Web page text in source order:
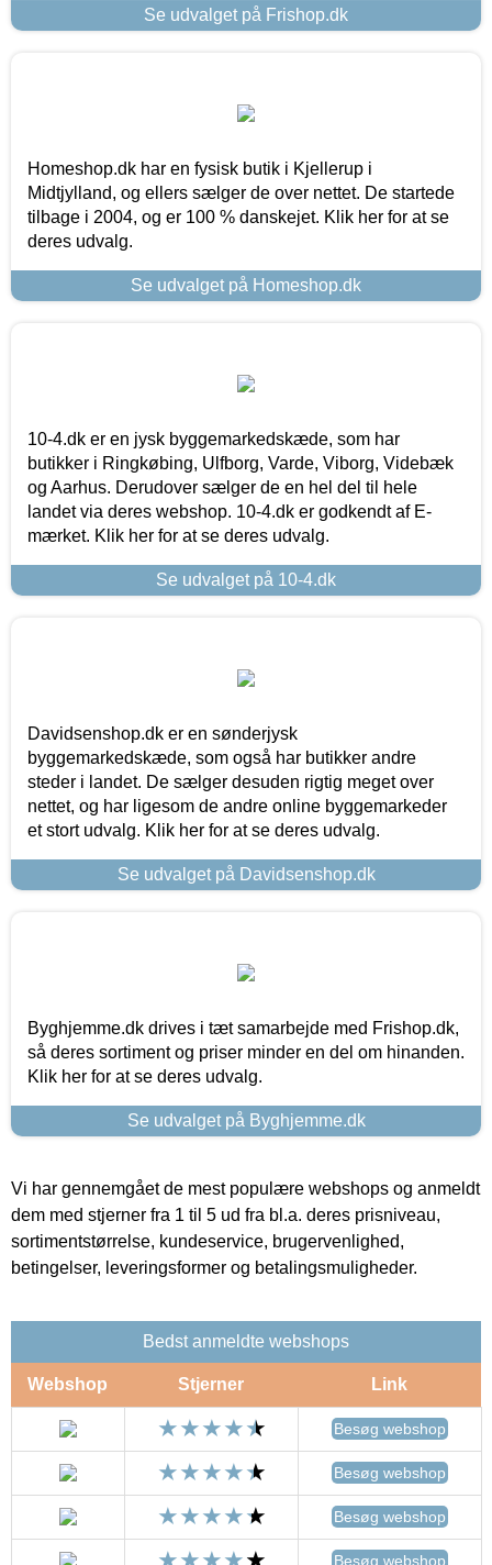
Se udvalget på Frishop.dk
Homeshop.dk har en fysisk butik i Kjellerup i
Midtjylland, og ellers sælger de over nettet. De startede
tilbage i 2004, og er 100 % danskejet. Klik her for at se
deres udvalg.
Se udvalget på Homeshop.dk
10-4.dk er en jysk byggemarkedskæde, som har
butikker i Ringkøbing, Ulfborg, Varde, Viborg, Videbæk
og Aarhus. Derudover sælger de en hel del til hele
landet via deres webshop. 10-4.dk er godkendt af E-
mærket. Klik her for at se deres udvalg.
Se udvalget på 10-4.dk
Davidsenshop.dk er en sønderjysk
byggemarkedskæde, som også har butikker andre
steder i landet. De sælger desuden rigtig meget over
nettet, og har ligesom de andre online byggemarkeder
et stort udvalg. Klik her for at se deres udvalg.
Se udvalget på Davidsenshop.dk
Byghjemme.dk drives i tæt samarbejde med Frishop.dk,
så deres sortiment og priser minder en del om hinanden.
Klik her for at se deres udvalg.
Se udvalget på Byghjemme.dk
Vi har gennemgået de mest populære webshops og anmeldt
dem med stjerner fra 1 til 5 ud fra bl.a. deres prisniveau,
sortimentstørrelse, kundeservice, brugervenlighed,
betingelser, leveringsformer og betalingsmuligheder.
Bedst anmeldte webshops
Webshop Stjerner Link
Besøg webshop
Besøg webshop
Besøg webshop
Besøg webshop